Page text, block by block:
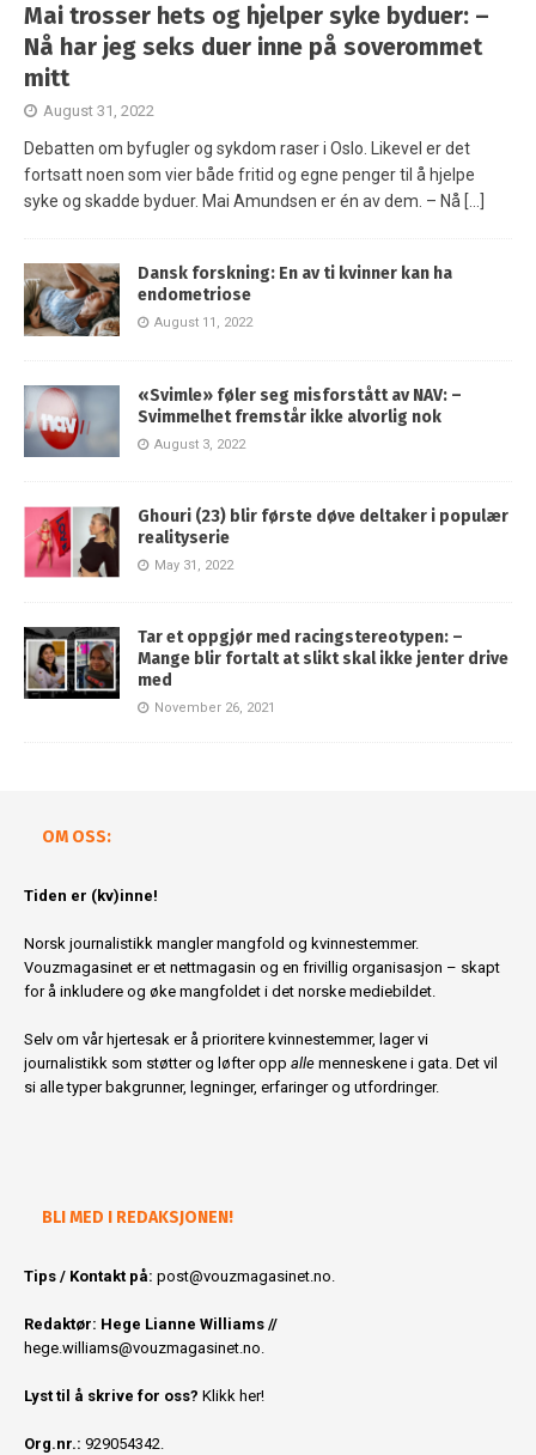
Mai trosser hets og hjelper syke byduer: –
Nå har jeg seks duer inne på soverommet
mitt
August 31, 2022
Debatten om byfugler og sykdom raser i Oslo. Likevel er det
fortsatt noen som vier både fritid og egne penger til å hjelpe
syke og skadde byduer. Mai Amundsen er én av dem. – Nå […]
Dansk forskning: En av ti kvinner kan ha
endometriose
August 11, 2022
«Svimle» føler seg misforstått av NAV: –
Svimmelhet fremstår ikke alvorlig nok
August 3, 2022
Ghouri (23) blir første døve deltaker i populær
realityserie
May 31, 2022
Tar et oppgjør med racingstereotypen: –
Mange blir fortalt at slikt skal ikke jenter drive
med
November 26, 2021
OM OSS:
Tiden er (kv)inne!
Norsk journalistikk mangler mangfold og kvinnestemmer.
Vouzmagasinet er et nettmagasin og en frivillig organisasjon – skapt
for å inkludere og øke mangfoldet i det norske mediebildet.
Selv om vår hjertesak er å prioritere kvinnestemmer, lager vi
journalistikk som støtter og løfter opp alle menneskene i gata. Det vil
si alle typer bakgrunner, legninger, erfaringer og utfordringer.
BLI MED I REDAKSJONEN!
Tips / Kontakt på: post@vouzmagasinet.no.
Redaktør: Hege Lianne Williams //
hege.williams@vouzmagasinet.no
Lyst til å skrive for oss? Klikk her!
Org.nr.: 929054342.